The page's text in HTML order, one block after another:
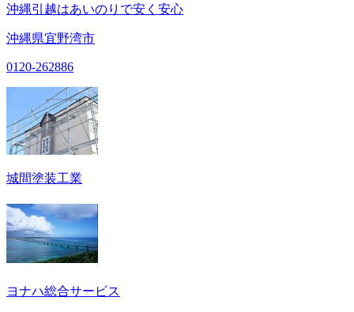
沖縄引越はあいのりで安く安心
沖縄県宜野湾市
0120-262886
城間塗装工業
ヨナハ総合サービス